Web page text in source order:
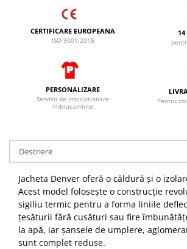
CERTIFICARE EUROPEANA
ISO 9001:2015
14
PERSONALIZARE
Servicii de inscriptionare
imbracaminte
Pentru
Descriere
Jacheta Denver oferă o căldură și o
Acest model folosește o construcție
sigiliu termic pentru a forma liniile
țesăturii fără cusături sau fire
la apă, iar șansele de umplere,
sunt complet reduse.